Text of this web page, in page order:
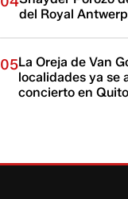
del Royal
05La Oreja de Van
localidades ya se
concierto en Quito